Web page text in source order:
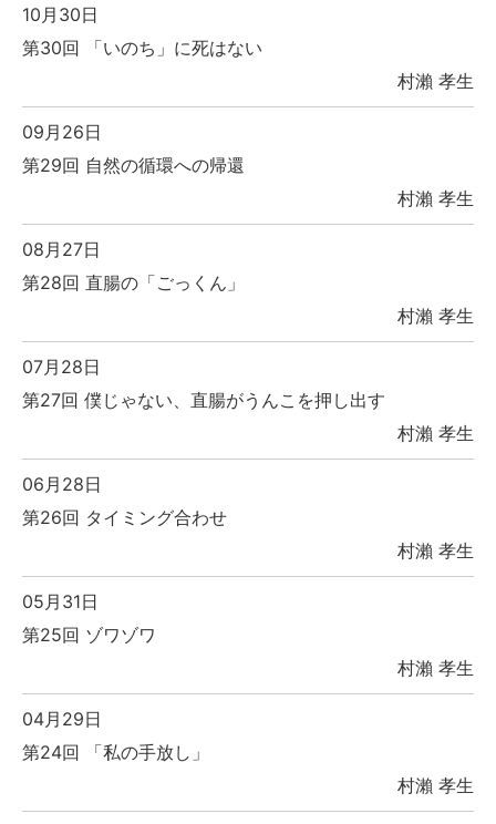
10月30日
第30回 「いのち」に死はない
村瀨 孝生
09月26日
第29回 自然の循環への帰還
村瀨 孝生
08月27日
第28回 直腸の「ごっくん」
村瀨 孝生
07月28日
第27回 僕じゃない、直腸がうんこを押し出す
村瀨 孝生
06月28日
第26回 タイミング合わせ
村瀨 孝生
05月31日
第25回 ゾワゾワ
村瀨 孝生
04月29日
第24回 「私の手放し」
村瀨 孝生